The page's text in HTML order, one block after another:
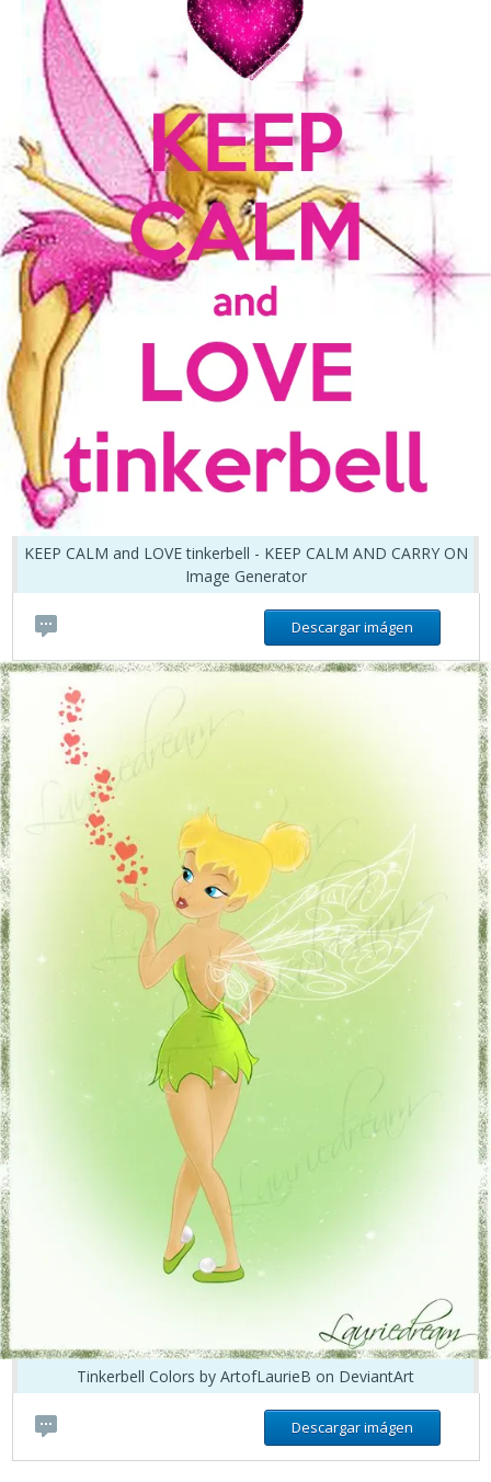
KEEP CALM and LOVE tinkerbell - KEEP CALM AND CARRY ON
Image Generator
Descargar imágen
Tinkerbell Colors by ArtofLaurieB on DeviantArt
Descargar imágen